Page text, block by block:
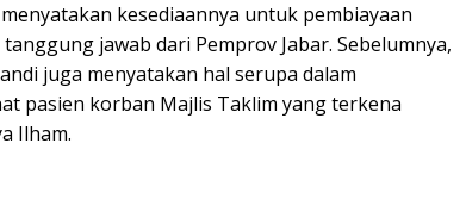
kesediaannya untuk pembiayaan
jawab dari Pemprov Jabar. Sebelumnya,
juga menyatakan hal serupa dalam
pasien korban Majlis Taklim yang terkena
Ilham.